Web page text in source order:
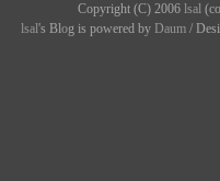
Copyright (C) 2006 lsal
lsal's Blog is powered by Daum/